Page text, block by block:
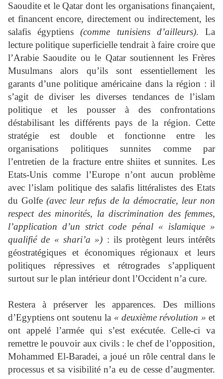
Saoudite et le Qatar dont les organisations finançaient,
et financent encore, directement ou indirectement, les
salafis égyptiens(comme tunisiens d’ailleurs). La
lecture politique superficielle tendrait à faire croire que
l’Arabie Saoudite ou le Qatar soutiennent les Frères
Musulmans alors qu’ils sont essentiellement les
garants d’une politique américaine dans la région : il
s’agit de diviser les diverses tendances de l’islam
politique et les pousser à des confrontations
déstabilisant les différents pays de la région. Cette
stratégie est double et fonctionne entre les
organisations politiques sunnites comme par
l’entretien de la fracture entre shiites et sunnites. Les
Etats-Unis comme l’Europe n’ont aucun problème
avec l’islam politique des salafis littéralistes des Etats
du Golfe(avec leur refus de la démocratie, leur non
respect des minorités, la discrimination des femmes,
l’application d’un strict code pénal « islamique »
qualifié de « shari’a ») : ils protègent leurs intérêts
géostratégiques et économiques régionaux et leurs
politiques répressives et rétrogrades s’appliquent
surtout sur le plan intérieur dont l’Occident n’a cure.
Restera à préserver les apparences. Des millions
d’Egyptiens ont soutenu la « deuxième révolution » et
ont appelé l’armée qui s’est exécutée. Celle-ci va
remettre le pouvoir aux civils : le chef de l’opposition,
Mohammed El-Baradei, a joué un rôle central dans le
processus et sa visibilité n’a eu de cesse d’augmenter.